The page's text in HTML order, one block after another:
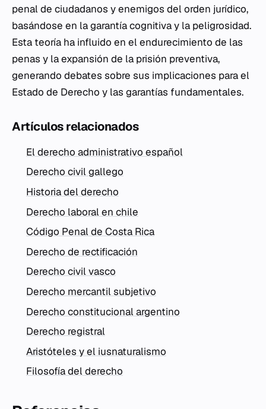
penal de ciudadanos y enemigos del orden jurídico,
basándose en la garantía cognitiva y la peligrosidad.
Esta teoría ha influido en el endurecimiento de las
penas y la expansión de la prisión preventiva,
generando debates sobre sus implicaciones para el
Estado de Derecho y las garantías fundamentales.
Artículos relacionados
El derecho administrativo español
Derecho civil gallego
Historia del derecho
Derecho laboral en chile
Código Penal de Costa Rica
Derecho de rectificación
Derecho civil vasco
Derecho mercantil subjetivo
Derecho constitucional argentino
Derecho registral
Aristóteles y el iusnaturalismo
Filosofía del derecho